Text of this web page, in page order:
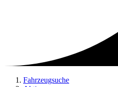
Fahrzeugsuche